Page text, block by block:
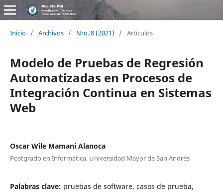
Inicio / Archivos / Nro. 8 (2021) / Artículos
Modelo de Pruebas de Regresión
Automatizadas en Procesos de
Integración Continua en Sistemas
Web
Oscar Wile Mamani Alanoca
Postgrado en Informática, Universidad Mayor de San Andrés
Palabras clave: pruebas de software, casos de prueba,